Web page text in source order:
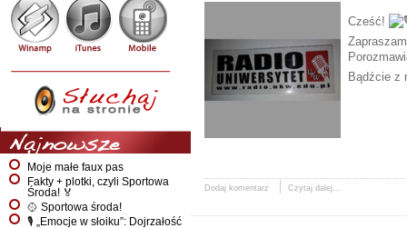
Najnowsze
Moje małe faux pas
Fakty + plotki, czyli Sportowa
Środa! 🏅
🥎 Sportowa środa!
🎙️ „Emocje w słoiku”: Dojrzałość
Cześć!
Bądźcie z
Dodaj komentarz Czytaj dalej...